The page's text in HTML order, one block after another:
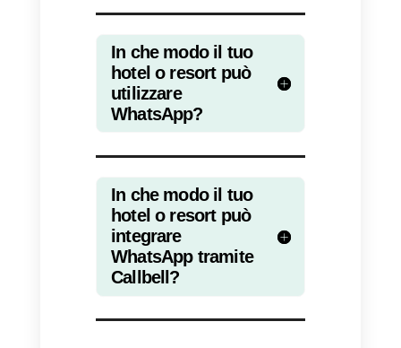
1) Assegnazione automatica
delle conversazioni
possibilità di invitare un team fino
a 100 agenti, le conversazioni
verranno automaticamente
distribuite tra di loro;
2) Comunicazione omnicanale
oltre a WhatsApp, potrai integrare
le principali app di messaggistica